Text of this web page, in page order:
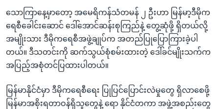
သောကြာနေ့မှာတော့ အမေရိကန်သံတမန် ၂ ဦးဟာ မြန်မာ့ဒီမိုက
ရေစီခေါင်းဆောင် ဒေါ်အောင်ဆန်းစုကြည်နဲ့ တွေ့ဆုံဖို့ ရှိတယ်လို့
အမျိုးသား ဒီမိုကရေစီအဖွဲ့ချုပ်က အတည်ပြုပြောကြားခဲ့ပါ
တယ်။ ဒီသတင်းကို ဆက်သွယ်စုံစမ်းထားတဲ့ ဒေါ်ခင်မျိုးသက်က
အပြည့်အစုံတင်ပြထားပါတယ်။
မြန်မာနိုင်ငံမှာ ဒီမိုကရေစီရေး ပြုပြင်ပြောင်းလဲမှုတွေ ရှိလာစေဖို့
မြန်မာအစိုးရတာဝန်ရှိသူတွေနဲ့ ရော နိုင်ငံတကာ အဖွဲ့အစည်းတွေ